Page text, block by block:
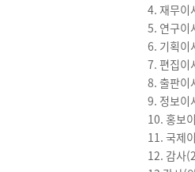
4. 재무이
5. 연구이
6. 기획이
7. 편집이
8. 출판이
9. 정보이
10. 홍보
11. 국제
12. 감사